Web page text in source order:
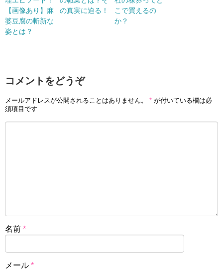
【画像あり】麻
婆豆腐の斬新な
姿とは？
の真実に迫る！
こで買えるの
か？
コメントをどうぞ
メールアドレスが公開されることはありません。 * が付いている欄は必
須項目です
名前 *
メール *